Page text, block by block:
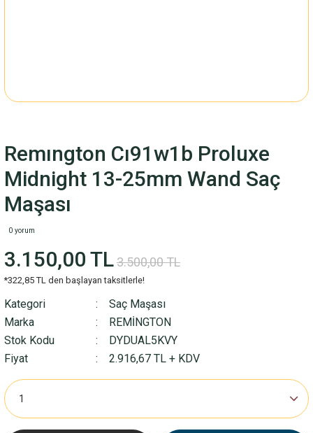
Remıngton Cı91w1b Proluxe
Midnight 13-25mm Wand Saç
Maşası
0 yorum
3.150,00 TL3.500,00 TL
*322,85 TL den başlayan taksitlerle!
Kategori
Saç Maşası
Marka
REMİNGTON
Stok Kodu
DYDUAL5KVY
Fiyat
2.916,67 TL + KDV